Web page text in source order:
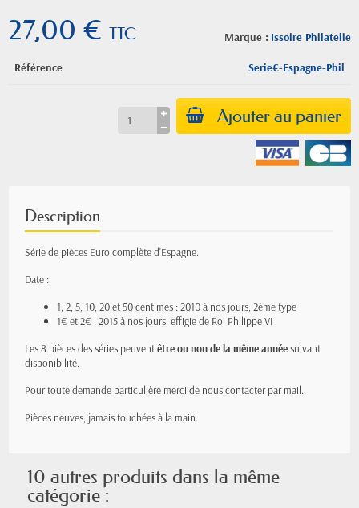
Marque : Issoire Philatelie
27,00 € TTC
Référence Serie€-Espagne-Phil
Ajouter au panier
Description
Série de pièces Euro complète d'Espagne.
Date :
1, 2, 5, 10, 20 et 50 centimes : 2010 à nos jours, 2ème type
1€ et 2€ : 2015 à nos jours, effigie de Roi Philippe VI
Les 8 pièces des séries peuventêtre ou non de la même annéesuivant
disponibilité.
Pour toute demande particulière merci de nous contacter par mail.
Pièces neuves, jamaistouchéesà la main.
10 autres produits dans la même
catégorie :